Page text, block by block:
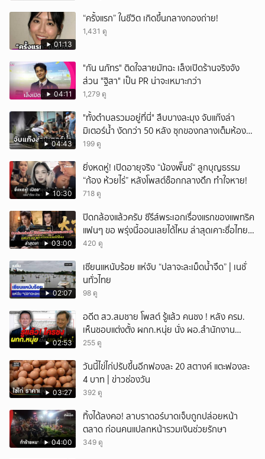
01:13
“ครั้งแรก” ในชีวิต เกิดขึ้นกลางกองถ่าย!
1,431 ดู
04:11
"กัน นภัทร" ติดใจสายมัทฉะ เล็งเปิดร้านจริงจัง
ส่วน "ฐิสา" เป็น PR น่าจะเหมาะกว่า
1,279 ดู
04:43
"ทั้งตำบลรวมอยู่ที่นี่" สืบบางละมุง จับแก๊งล่า
มิเตอร์น้ำ งัดกว่า 50 หลัง ซุกของกลางเต็มห้อง
สารภาพขายหาเงินซื้อยา จ.ชลบุรี
199 ดู
10:30
ยิ่งหดหู่! เปิดอายุจริง “น้องพั๊นซ์“ ลูกบุญธรรม
“ก้อง ห้วยไร่” หลังโพสต์ช็อกกลางดึก ทำใจหาย!
718 ดู
03:00
ปิดกล้องแล้วครับ ซีรีส์พระเอกเรื่องแรกของแพทริค
แฟนๆ ขอ พรุ่งนี้ออนเลยได้ไหม ล่าสุดเคาะชื่อไทย
แล้ว
420 ดู
02:07
เซียนแหนับร้อย แห่จับ “ปลาจะละเม็ดน้ำจืด” | เนชั่
นทั่วไทย
98 ดู
02:53
อดีต สว.สมชาย โพสต์ รู้แล้ว คนชง ! หลัง ครม.
เห็นชอบแต่งตั้ง ผกก.หนุ่ย นั่ง ผอ.สำนักงาน
ป.ย.ป.
255 ดู
03:27
วันนี้ไข่ไก่ปรับขึ้นอีกฟองละ 20 สตางค์ แตะฟองละ
4 บาท | ข่าวช่องวัน
392 ดู
04:00
ทิ้งได้ลงคอ! ลาบราดอร์บาดเจ็บถูกปล่อยหน้า
ตลาด ก่อนคนแปลกหน้ารวมเงินช่วยรักษา
349 ดู